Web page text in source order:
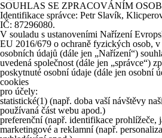
SOUHLAS SE ZPRACOVÁNÍM
Identifikace správce: Petr Slavík,
IČ: 87296080.
V souladu s ustanoveními Nařízení
EU 2016/679 o ochraně fyzických osob,
osobních údajů (dále jen „Nařízení“)
uvedená společnost (dále jen „správce“)
poskytnuté osobní údaje (dále jen osobní
cookies
pro účely:
statistické(1) (např. doba vaší návštěvy
používaná část webu apod.)
preferenční (např. identifikace prohlížeče,
marketingové a reklamní (např.